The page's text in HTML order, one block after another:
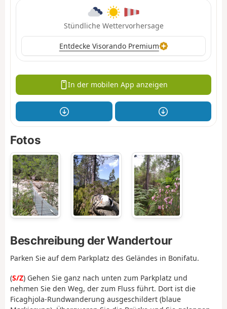
Stündliche Wettervorhersage
Entdecke Visorando Premium
In der mobilen App anzeigen
Fotos
Beschreibung der Wandertour
Parken Sie auf dem Parkplatz des Geländes in Bonifatu.
(S/Z) Gehen Sie ganz nach unten zum Parkplatz und
nehmen Sie den Weg, der zum Fluss führt. Dort ist die
Ficaghjola-Rundwanderung ausgeschildert (blaue